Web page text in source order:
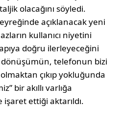
ola­cağını söyledi.
açıklanacak yeni
kullanıcı niyetini
doğru ilerleyeceğini
telefo­nun bizi
çıkıp yokluğunda
bir akıllı varlığa
ettiği aktarıldı.